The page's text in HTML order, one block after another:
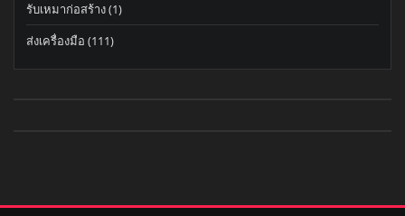
รับเหมาก่อสร้าง(1)
ส่งเครื่องมือ (111)